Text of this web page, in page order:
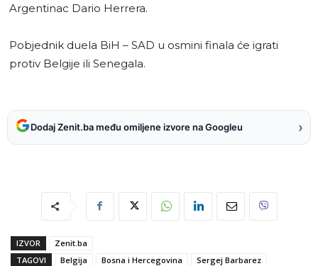
Argentinac Dario Herrera.
Pobjednik duela BiH – SAD u osmini finala će igrati
protiv Belgije ili Senegala.
Dodaj Zenit.ba među omiljene izvore na Googleu ›
IZVOR
Zenit.ba
TAGOVI
Belgija Bosna i Hercegovina
Sergej Barbarez